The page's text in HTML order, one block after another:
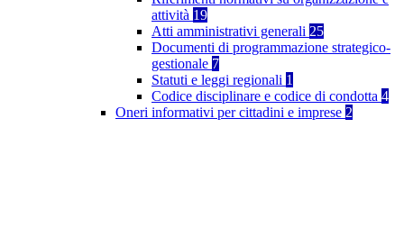
attività 19
Atti amministrativi generali 25
Documenti di programmazione strategico-
gestionale 7
Statuti e leggi regionali 1
Codice disciplinare e codice di condotta 4
Oneri informativi per cittadini e imprese 2